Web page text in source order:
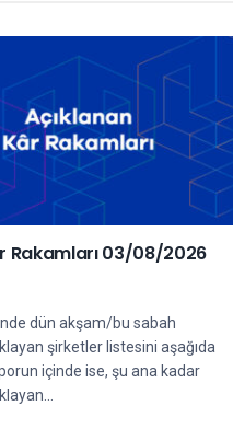
Rakamları 03/08/2026
dün akşam/bu sabah
şirketler listesini aşağıda
içinde ise, şu ana kadar